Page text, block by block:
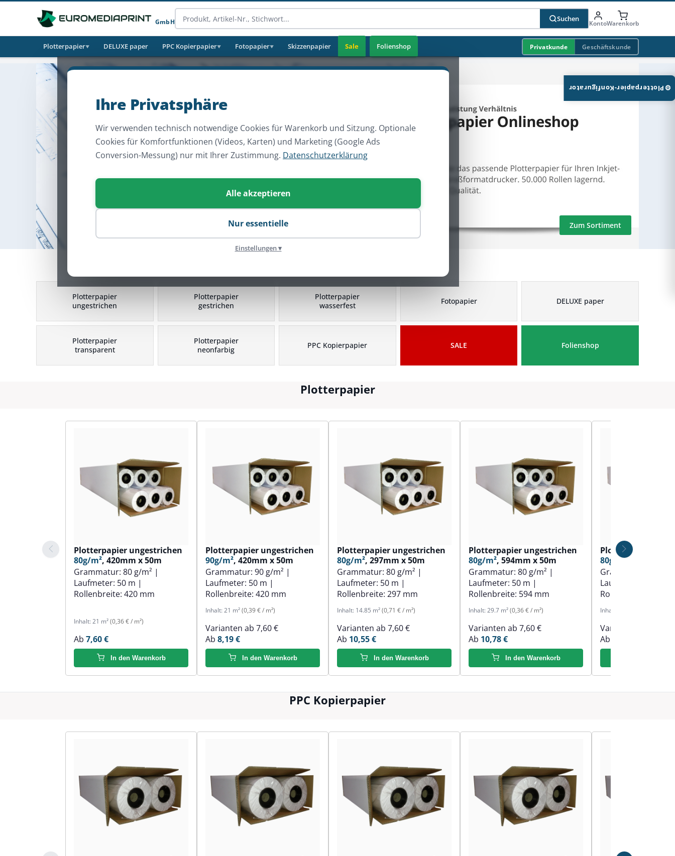
GmbH Suchen
KontoWarenkorb
Plotterpapier▼ DELUXE paper PPC Kopierpapier▼ Fotopapier▼ Skizzenpapier Sale Folienshop Privatkunde Geschäftskunde
Ihre Privatsphäre
Wir verwenden technisch notwendige Cookies für Warenkorb und Sitzung. Optionale
Cookies für Komfortfunktionen (Videos, Karten) und Marketing (Google Ads
Conversion-Messung) nur mit Ihrer Zustimmung. Datenschutzerklärung
Alle akzeptieren
Nur essentielle
Einstellungen ▾
Zum Sortiment
Plotterpapier
ungestrichen
Plotterpapier
gestrichen
Plotterpapier
wasserfest
Fotopapier DELUXE paper
Plotterpapier
transparent
Plotterpapier
neonfarbig
PPC Kopierpapier SALE Folienshop
Plotterpapier
Plotterpapier ungestrichen
80g/m², 420mm x 50m
Grammatur: 80 g/m² |
Laufmeter: 50 m |
Rollenbreite: 420 mm
Inhalt: 21 m²(0,36 € / m²)
Ab 7,60 €
In den Warenkorb
Plotterpapier ungestrichen
90g/m², 420mm x 50m
Grammatur: 90 g/m² |
Laufmeter: 50 m |
Rollenbreite: 420 mm
Inhalt: 21 m²(0,39 € / m²)
Varianten ab 7,60 €
Ab 8,19 €
In den Warenkorb
Plotterpapier ungestrichen
80g/m², 297mm x 50m
Grammatur: 80 g/m² |
Laufmeter: 50 m |
Rollenbreite: 297 mm
Inhalt: 14.85 m²(0,71 € / m²)
Varianten ab 7,60 €
Ab 10,55 €
In den Warenkorb
Plotterpapier ungestrichen
80g/m², 594mm x 50m
Grammatur: 80 g/m² |
Laufmeter: 50 m |
Rollenbreite: 594 mm
Inhalt: 29.7 m²(0,36 € / m²)
Varianten ab 7,60 €
Ab 10,78 €
In den Warenkorb
Plotterpapier
80g/m², 610mm x
Grammatur:
Laufmeter:
Rollenbreite:
Inhalt:
Varianten ab
Ab
PPC Kopierpapier
⚙
Plotterpapier-Konfigurator